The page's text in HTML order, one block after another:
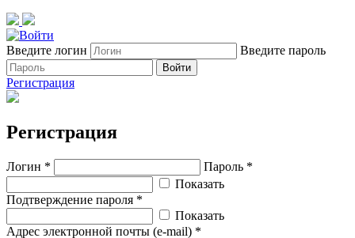
Введите логин Введите пароль
Войти
Регистрация
Регистрация
Логин *
Пароль *
Показать
Подтверждение пароля *
Показать
Адрес электронной почты (e-mail) *